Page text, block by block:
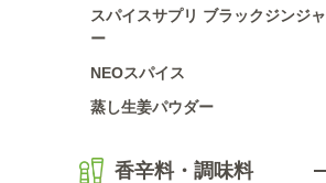
スパイスサプリ ブラックジンジャ
ー
NEOスパイス
蒸し生姜パウダー
香辛料・調味料